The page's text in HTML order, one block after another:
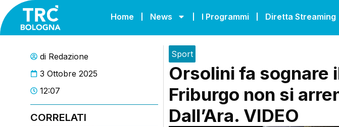
Home News I Programmi Diretta Streaming
di Redazione
3 Ottobre 2025
12:07
CORRELATI
Sport
Orsolini fa sognare
Friburgo non si
Dall’Ara. VIDEO